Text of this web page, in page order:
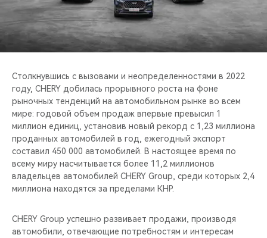
CHERY И СПОРТ
ВИДЕООБЗОРЫ
CHERY ДЛЯ ДЕТЕЙ
Столкнувшись с вызовами и неопределенностями в 2022
году, CHERY добилась прорывного роста на фоне
рыночных тенденций на автомобильном рынке во всем
мире: годовой объем продаж впервые превысил 1
миллион единиц, установив новый рекорд с 1,23 миллиона
проданных автомобилей в год, ежегодный экспорт
составил 450 000 автомобилей. В настоящее время по
всему миру насчитывается более 11,2 миллионов
владельцев автомобилей CHERY Group, среди которых 2,4
миллиона находятся за пределами КНР.
CHERY Group успешно развивает продажи, производя
автомобили, отвечающие потребностям и интересам